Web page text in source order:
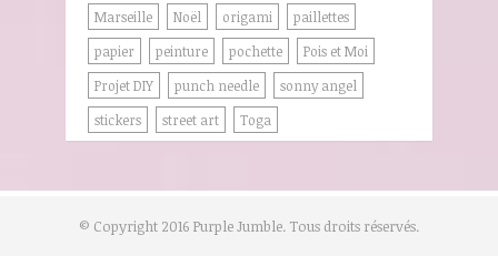
Marseille
Noël origami
paillettes
papier
peinture pochette
Pois et Moi
Projet DIY
punch needle
sonny angel
stickers
street art Toga
© Copyright 2016 Purple Jumble. Tous droits réservés.